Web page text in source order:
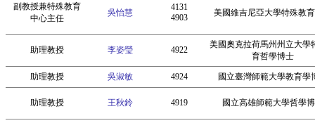
副教授兼特殊教育
中心主任
吳怡慧
4131
4903
美國維吉尼亞大學特殊教
助理教授 李姿瑩 4922
美國奧克拉荷馬州州立大學
育哲學博士
助理教授 吳淑敏 4924 國立臺灣師範大學教育學
助理教授 王秋鈴 4919 國立高雄師範大學哲學